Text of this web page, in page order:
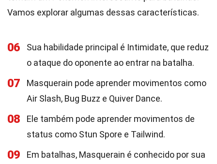
Vamos explorar algumas dessas características.
06
Sua habilidade principal é Intimidate, que reduz
o ataque do oponente ao entrar na batalha.
07
Masquerain pode aprender movimentos como
Air Slash, Bug Buzz e Quiver Dance.
08
Ele também pode aprender movimentos de
status como Stun Spore e Tailwind.
09
Em batalhas, Masquerain é conhecido por sua